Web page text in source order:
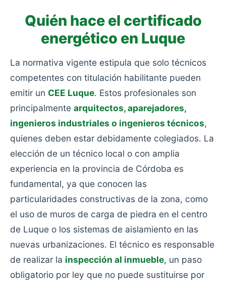
Quién hace el certificado
energético en Luque
La normativa vigente estipula que solo técnicos
competentes con titulación habilitante pueden
emitir un CEE Luque. Estos profesionales son
principalmente arquitectos, aparejadores,
ingenieros industriales o ingenieros técnicos,
quienes deben estar debidamente colegiados. La
elección de un técnico local o con amplia
experiencia en la provincia de Córdoba es
fundamental, ya que conocen las
particularidades constructivas de la zona, como
el uso de muros de carga de piedra en el centro
de Luque o los sistemas de aislamiento en las
nuevas urbanizaciones. El técnico es responsable
de realizar la inspección al inmueble, un paso
obligatorio por ley que no puede sustituirse por